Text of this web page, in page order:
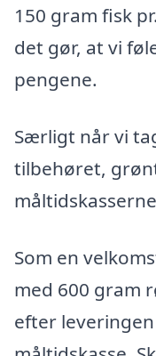
150 gram fisk
det gør, at vi
pengene.
Særligt når vi
tilbehøret,
Som en
med 600 gram
efter